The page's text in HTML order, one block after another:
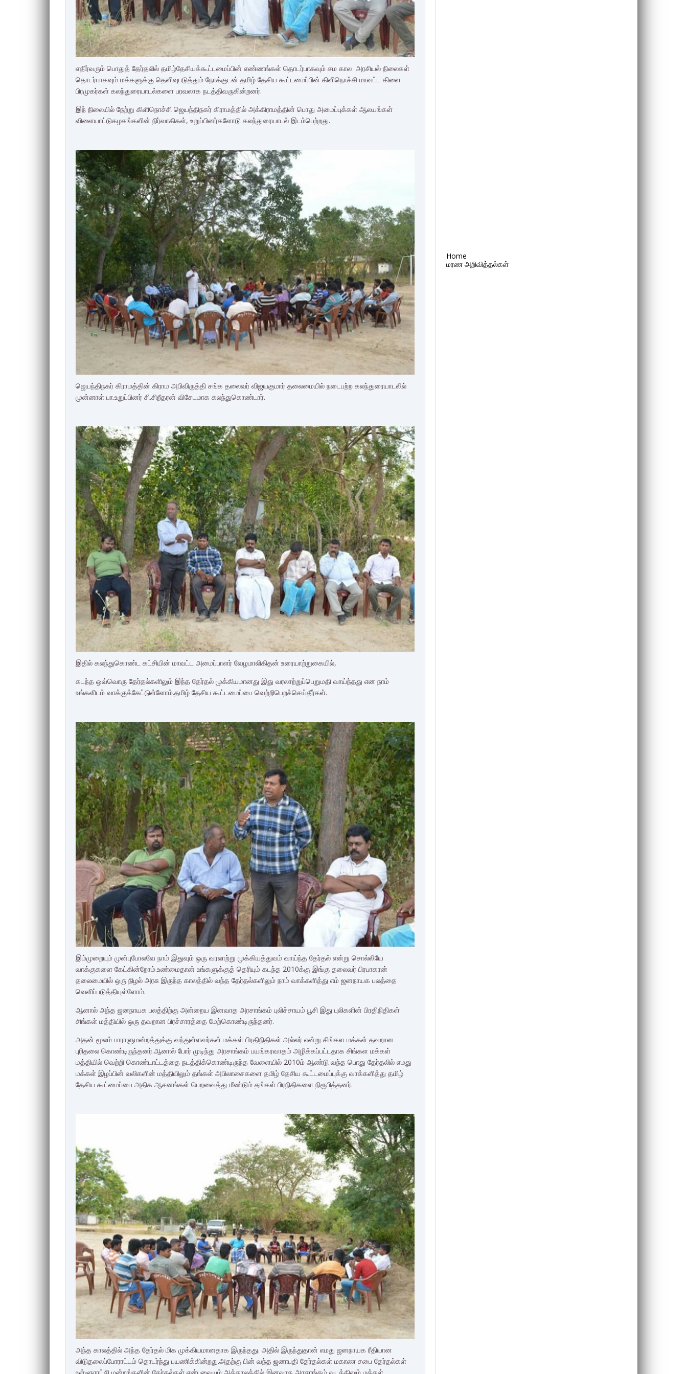
எதிர்வரும் பொதுத் தேர்தலில் தமிழ்தேசியக்கூட்டமைப்பின் எண்ணங்கள் தொடர்பாகவும் சம கால அரசியல் நிலைகள்
தொடர்பாகவும் மக்களுக்கு தெளிவுபடுத்தும் நோக்குடன் தமிழ் தேசிய கூட்டமைப்பின் கிளிநொச்சி மாவட்ட கிளை
பிரமுகர்கள் கலந்துரையாடல்களை பரவலாக நடத்திவருகின்றனர்.
இந் நிலையில் நேற்று கிளிநொச்சி ஜெயந்திநகர் கிராமத்தில் அக்கிராமத்தின் பொது அமைப்புக்கள் ஆலயங்கள்
விளையாட்டுகழகங்களின் நிர்வாகிகள், உறுப்பினர்களோடு கலந்துரையாடல் இடம்பெற்றது.
ஜெயந்திநகர் கிராமத்தின் கிராம அபிவிருத்தி சங்க தலைவர் விஜயகுமார் தலைமையில் நடைபற்ற கலந்துரையாடலில்
முன்னாள் பா.உறுப்பினர் சி.சிறீதரன் விசேடமாக கலந்துகொண்டார்.
இதில் கலந்துகொண்ட கட்சியின் மாவட்ட அமைப்பாளர் வேழமாலிகிதன் உரையாற்றுகையில்,
கடந்த ஒவ்வொரு தேர்தல்களிலும் இந்த தேர்தல் முக்கியமானது இது வரலாற்றுப்பெறுமதி வாய்ந்தது என நாம்
உங்களிடம் வாக்குக்கேட்டுள்ளோம்.தமிழ் தேசிய கூட்டமைப்பை வெற்றிபெறச்செய்தீர்கள்.
இம்முறையும் முன்புபோலவே நாம் இதுவும் ஒரு வரலாற்று முக்கியத்துவம் வாய்ந்த தேர்தல் என்று சொல்லியே
வாக்குகளை கேட்கின்றோம்.உண்மைதான் உங்களுக்குத் தெரியும் கடந்த 2010க்கு இங்கு தலைவர் பிரபாகரன்
தலைமையில் ஒரு நிழல் அரசு இருந்த காலத்தில் வந்த தேர்தல்களிலும் நாம் வாக்களித்து எம் ஜனநாயக பலத்தை
வெளிப்படுத்தியுள்ளோம்.
ஆனால் அந்த ஜனநாயக பலத்திற்கு அன்றைய இனவாத அரசாங்கம் புலிச்சாயம் பூசி இது புலிகளின் பிரதிநிதிகள்
சிங்கள் மத்தியில் ஒரு தவறான பிரச்சாரத்தை மேற்கொண்டிருந்தனர்.
அதன் மூலம் பாராளுமன்றத்துக்கு வந்துள்ளவர்கள் மக்கள் பிரதிநிதிகள் அல்லர் என்று சிங்கள மக்கள் தவறான
புரிதலை கொண்டிருந்தனர்.ஆனால் போர் முடிந்து அரசாங்கம் பயங்கரவாதம் அழிக்கப்பட்டதாக சிங்கள மக்கள்
மத்தியில் வெற்றி கொண்டாட்டத்தை நடத்திக்கொண்டிருந்த வேளையில் 2010ம் ஆண்டு வந்த பொது தேர்தலில் எமது
மக்கள் இழப்பின் வலிகளின் மத்தியிலும் தங்கள் அபிலாசைகளை தமிழ் தேசிய கூட்டமைப்புக்கு வாக்களித்து தமிழ்
தேசிய கூட்மைப்பை அதிக ஆசனங்கள் பெறவைத்து மீண்டும் தங்கள் பிரநிதிகளை நிரூபித்தனர்.
அந்த காலத்தில் அந்த தேர்தல் மிக முக்கியமானதாக இருந்தது. அதில் இருந்துதான் எமது ஜனநாயக ரீதியான
விடுதலைப்போராட்டம் தொடர்ந்து பயணிக்கின்றது.அதற்கு பின் வந்த ஜனாபதி தேர்தல்கள் மகாண சபை தேர்தல்கள்
Home
மரண அறிவித்தல்கள்